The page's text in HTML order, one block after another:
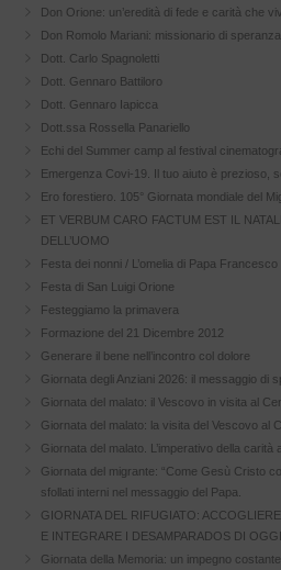
Don Orione: un’eredità di fede e carità che
Don Romolo Mariani: missionario di
Dott. Carlo Spagnoletti
Dott. Gennaro Battiloro
Dott. Gennaro Iapicca
Dott.ssa Rossella Panariello
Echi del Summer camp al festival
Emergenza Covi-19. Il tuo aiuto è prezioso,
Ero forestiero. 105° Giornata mondiale del
ET VERBUM CARO FACTUM EST IL
DELL’UOMO
Festa dei nonni / L’omelia di Papa
Festa di San Luigi Orione
Festeggiamo la primavera
Formazione del 21 Dicembre 2012
Generare il bene nell’incontro col dolore
Giornata degli Anziani 2026: il messaggio di
Giornata del malato: il Vescovo in visita al
Giornata del malato: la visita del Vescovo al
Giornata del malato. L’imperativo della carità
Giornata del migrante: “Come Gesù Cristo
sfollati interni nel messaggio del Papa.
GIORNATA DEL RIFUGIATO:
E INTEGRARE I DESAMPARADOS DI OGGI
Giornata della Memoria: un impegno